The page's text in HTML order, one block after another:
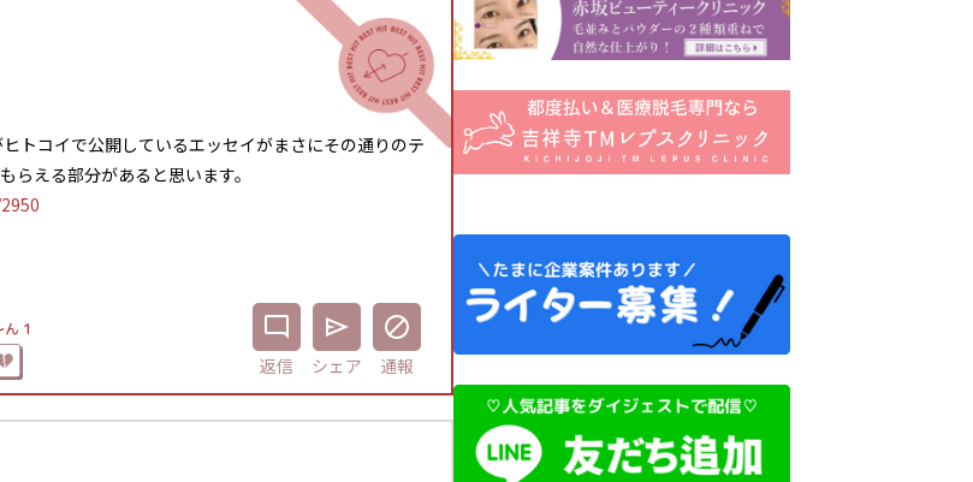
トコイで公開しているエッセイがまさにその通りのテ
らえる部分があると思います。
ん 1
返信 シェア 通報